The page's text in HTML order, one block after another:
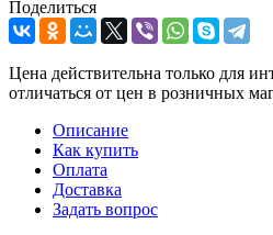
Поделиться
Цена действительна только для
отличаться от цен в розничных
Описание
Как купить
Оплата
Доставка
Задать вопрос